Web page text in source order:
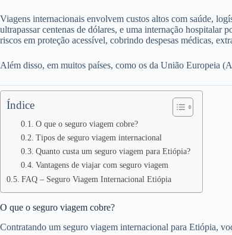
Viagens internacionais envolvem custos altos com saúde,
ultrapassar centenas de dólares, e uma internação hospitalar
riscos em proteção acessível, cobrindo despesas médicas,
Além disso, em muitos países, como os da União Europeia
Índice
O que o seguro viagem cobre?
Tipos de seguro viagem internacional
Quanto custa um seguro viagem para Etiópia?
Vantagens de viajar com seguro viagem
FAQ – Seguro Viagem Internacional Etiópia
O que o seguro viagem cobre?
Contratando um seguro viagem internacional para Etiópia,